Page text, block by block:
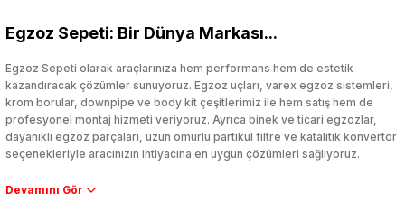
Egzoz Sepeti: Bir Dünya Markası...
Egzoz Sepeti olarak araçlarınıza hem performans hem de estetik
kazandıracak çözümler sunuyoruz. Egzoz uçları, varex egzoz sistemleri,
krom borular, downpipe ve body kit çeşitlerimiz ile hem satış hem de
profesyonel montaj hizmeti veriyoruz. Ayrıca binek ve ticari egzozlar,
dayanıklı egzoz parçaları, uzun ömürlü partikül filtre ve katalitik konvertör
seçenekleriyle aracınızın ihtiyacına en uygun çözümleri sağlıyoruz.
Performans artışı isteyen sürücüler için özel performans egzozları ve